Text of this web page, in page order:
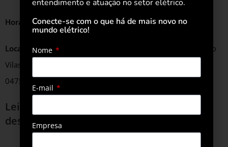
Horário:9h às 18h
Local:
Transamerica Expo Center – São Paulo | Av. Dr. Mário
Vilas Boas Rodrigues, 387 – Santo Amaro, São Paulo – SP,
04757-020
Leia também
destacam em transparência ambiental
entendimento e atuação no setor elétrico.
Conecte-se com o que há de mais novo no
mundo elétrico!
Nome
E-mail
Empresa